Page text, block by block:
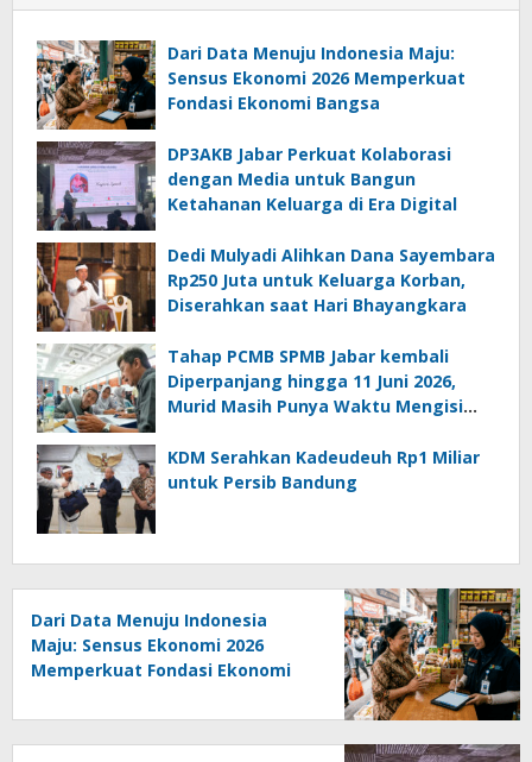
Dari Data Menuju Indonesia Maju:
Sensus Ekonomi 2026 Memperkuat
Fondasi Ekonomi Bangsa
DP3AKB Jabar Perkuat Kolaborasi
dengan Media untuk Bangun
Ketahanan Keluarga di Era Digital
Dedi Mulyadi Alihkan Dana Sayembara
Rp250 Juta untuk Keluarga Korban,
Diserahkan saat Hari Bhayangkara
Tahap PCMB SPMB Jabar kembali
Diperpanjang hingga 11 Juni 2026,
Murid Masih Punya Waktu Mengisi
KDM Serahkan Kadeudeuh Rp1 Miliar
untuk Persib Bandung
Dari Data Menuju Indonesia
Maju: Sensus Ekonomi 2026
Memperkuat Fondasi Ekonomi